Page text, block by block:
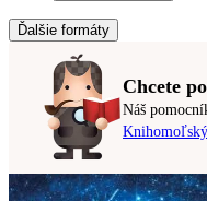
Ďalšie formáty
Chcete
Náš